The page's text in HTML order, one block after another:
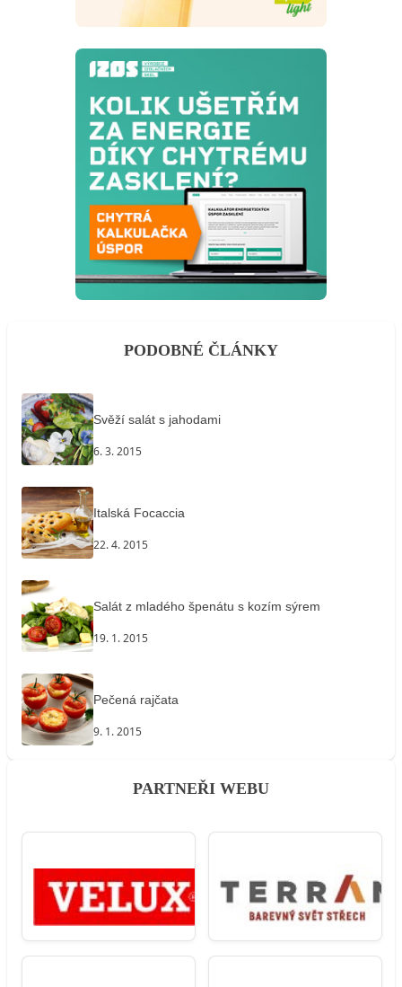
PODOBNÉ ČLÁNKY
Svěží salát s jahodami
6. 3. 2015
Italská Focaccia
22. 4. 2015
Salát z mladého špenátu s kozím sýrem
19. 1. 2015
Pečená rajčata
9. 1. 2015
PARTNEŘI WEBU